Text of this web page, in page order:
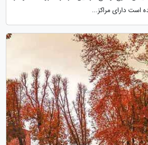
است دارای مراکز...